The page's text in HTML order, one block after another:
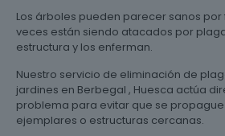
Los árboles pueden parecer sanos
veces están siendo atacados por
estructura y los enferman.
Nuestro servicio de eliminación de
jardines en Berbegal , Huesca actúa
problema para evitar que se
ejemplares o estructuras cercanas.